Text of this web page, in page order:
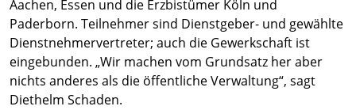
Aachen, Essen und die Erzbistümer Köln und
Paderborn. Teilnehmer sind Dienstgeber- und gewählte
Dienstnehmervertreter; auch die Gewerkschaft ist
eingebunden. „Wir machen vom Grundsatz her aber
nichts anderes als die öffentliche Verwaltung“, sagt
Diethelm Schaden.